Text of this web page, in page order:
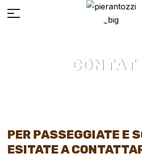
PER PASSEGGIATE E
ESITATE A